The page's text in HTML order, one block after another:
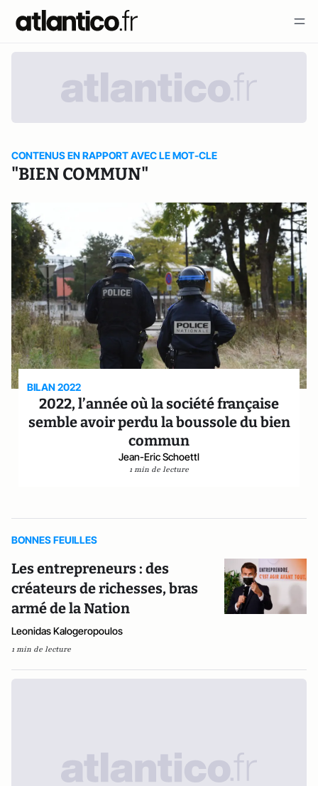
CONTENUS EN RAPPORT AVEC LE MOT-CLE
"BIEN COMMUN"
BILAN 2022
2022, l’année où la société française
semble avoir perdu la boussole du bien
commun
Jean-Eric Schoettl
1 min de lecture
BONNES FEUILLES
Les entrepreneurs : des
créateurs de richesses, bras
armé de la Nation
Leonidas Kalogeropoulos
1 min de lecture